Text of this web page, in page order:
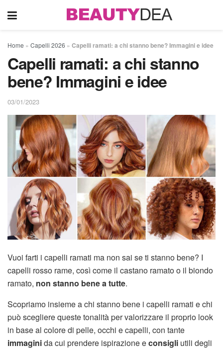
Home » Capelli 2026 » Capelli ramati: a chi stanno bene? Immagini e idee
Capelli ramati: a chi stanno
bene? Immagini e idee
03/01/2023
Vuoi farti i capelli ramati ma non sai se ti stanno bene? I
capelli rosso rame, così come il castano ramato o il biondo
ramato, non stanno bene a tutte.
Scopriamo insieme a chi stanno bene i capelli ramati e chi
può scegliere queste tonalità per valorizzare il proprio look
in base al colore di pelle, occhi e capelli, con tante
immaginida cui prendere ispirazione econsigli utili degli